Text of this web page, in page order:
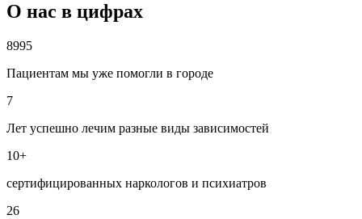
О нас в цифрах
8995
Пациентам мы уже помогли в городе
7
Лет успешно лечим разные виды зависимостей
10+
сертифицированных наркологов и психиатров
26